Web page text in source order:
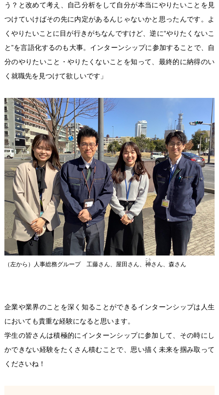
う？と改めて考え、自己分析をして自分が本当にやりたいことを見
つけていけばその先に内定があるんじゃないかと思ったんです。よ
くやりたいことに目が行きがちなんですけど、逆に“やりたくないこ
と”を言語化するのも大事。インターンシップに参加することで、自
分のやりたいこと・やりたくないことを知って、最終的に納得のい
く就職先を見つけて欲しいです」
（左から）人事総務グループ 工藤さん、屋田さん、 神
こう
さん、森さん
企業や業界のことを深く知ることができるインターンシップは人生
においても貴重な経験になると思います。
学生の皆さんは積極的にインターンシップに参加して、その時にし
かできない経験をたくさん積むことで、思い描く未来を掴み取って
くださいね！